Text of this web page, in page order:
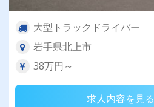
大型トラックドライバー
岩手県北上市
38万円～
求人内容を見る